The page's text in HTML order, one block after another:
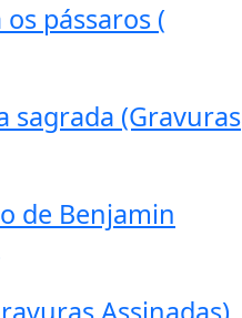
pássaros (
sagrada (Gravuras
de Benjamin